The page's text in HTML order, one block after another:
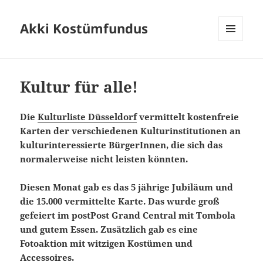
Akki Kostümfundus
Kultur für alle!
DieKulturliste Düsseldorfvermittelt kostenfreie
Karten der verschiedenen Kulturinstitutionen an
kulturinteressierte BürgerInnen, die sich das
normalerweise nicht leisten könnten.
Diesen Monat gab es das 5 jährige Jubiläum und
die 15.000 vermittelte Karte. Das wurde groß
gefeiert im postPost Grand Central mit Tombola
und gutem Essen. Zusätzlich gab es eine
Fotoaktion mit witzigen Kostümen und
Accessoires.